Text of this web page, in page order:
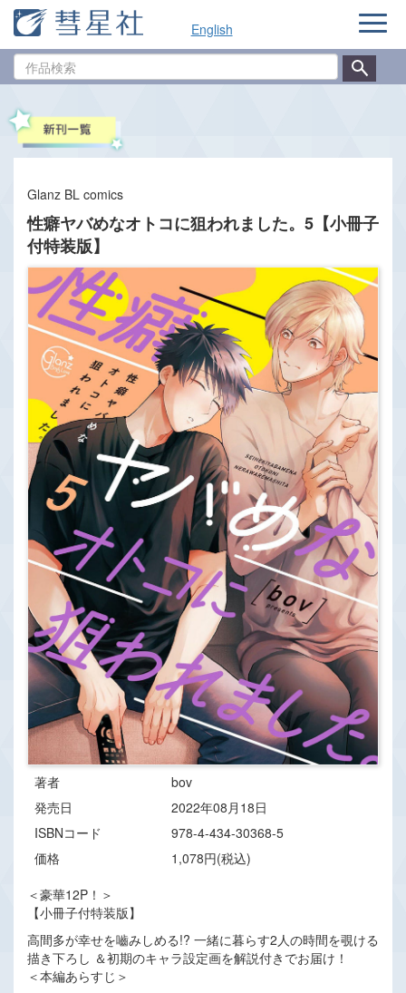
English
品
ナ
ゲ
Glanz BL comics
性癖ヤバめなオトコに狙われました。5【小冊子
付特装版】
著者
bov
発売日
2022年08月18日
ISBNコード
978-4-434-30368-5
価格
1,078円(税込)
＜豪華12P！＞
【小冊子付特装版】
高間多が幸せを嚙みしめる!? 一緒に暮らす2人の時間を覗ける
描き下ろし ＆初期のキャラ設定画を解説付きでお届け！
＜本編あらすじ＞